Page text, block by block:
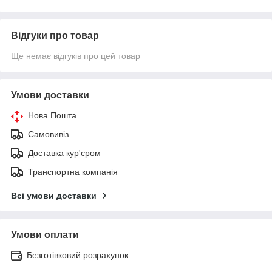
Відгуки про товар
Ще немає відгуків про цей товар
Умови доставки
Нова Пошта
Самовивіз
Доставка кур'єром
Транспортна компанія
Всі умови доставки
Умови оплати
Безготівковий розрахунок